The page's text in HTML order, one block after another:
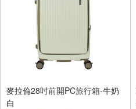
麥拉倫28吋前開PC旅行箱-牛奶
白